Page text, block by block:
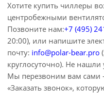
Хотите купить чиллеры
центробежными
Позвоните нам:+7 (495)
20:00), или напишите
почту: info@polar-bear.pro
круглосуточно). Не нашли
Мы перезвоним вам сами
«Заказать звонок»,